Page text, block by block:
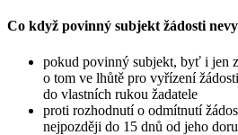
Co když povinný subjekt žádosti
pokud povinný subjekt, byť i jen
o tom ve lhůtě pro vyřízení
do vlastních rukou žadatele
proti rozhodnutí o odmítnutí
nejpozději do 15 dnů od jeho